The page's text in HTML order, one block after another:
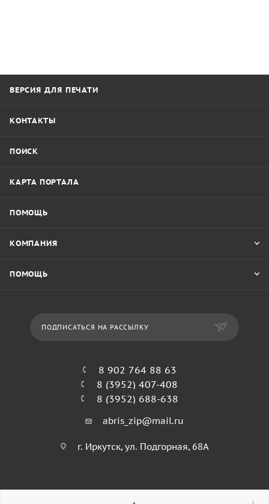
ВЕРСИЯ ДЛЯ ПЕЧАТИ
КОНТАКТЫ
ПОИСК
КАРТА ПОРТАЛА
ПОМОЩЬ
КОМПАНИЯ
ПОМОЩЬ
ПОДПИСАТЬСЯ НА РАССЫЛКУ
8 902 764 88 63
8 (3952) 407-408
8 (3952) 688-638
abris_zip@mail.ru
г. Иркутск, ул. Подгорная, 68А